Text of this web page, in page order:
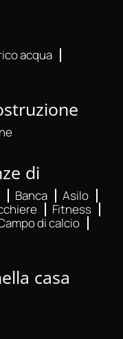
acqua
di
Banca
Asilo
Fitness
di calcio
casa